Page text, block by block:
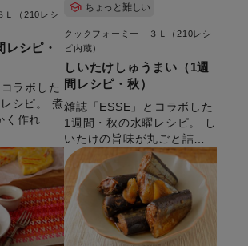
（210レシ
レシピ・
ラボした
シピ。 煮
作れま
ちょっと難しい
クックフォーミー ３Ｌ（210レシ
ピ内蔵）
しいたけしゅうまい（1週
間レシピ・秋）
雑誌「ESSE」とコラボした
1週間・秋の水曜レシピ。 し
いたけの旨味が丸ごと詰ま
ったしゅうまい！ 【準備時
間：15分】